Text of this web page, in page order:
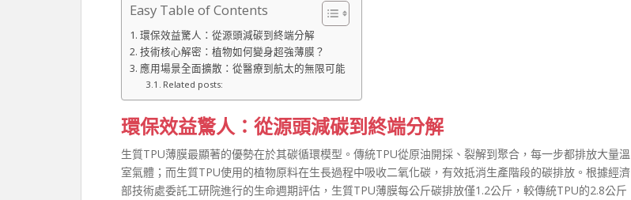
Easy Table of Contents
環保效益驚人：從源頭減碳到終端分解
技術核心解密：植物如何變身超強薄膜？
應用場景全面擴散：從醫療到航太的無限可能
Related posts:
環保效益驚人：從源頭減碳到終端分解
生質TPU薄膜最顯著的優勢在於其碳循環模型。傳統TPU從原油開採、裂解到聚合，每一步都排放大量溫
室氣體；而生質TPU使用的植物原料在生長過程中吸收二氧化碳，有效抵消生產階段的碳排放。根據經濟
部技術處委託工研院進行的生命週期評估，生質TPU薄膜每公斤碳排放僅1.2公斤，較傳統TPU的2.8公斤